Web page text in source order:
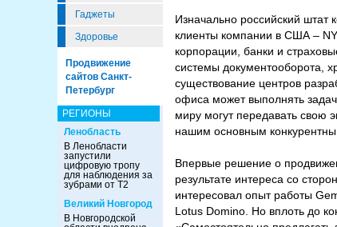
Гаджеты
Здоровье
Продвижение
сайтов Санкт-
Петербург
РЕГИОНЫ
Ленобласть
В Ленобласти
запустили
цифровую тропу
для наблюдения за
зубрами от Т2
Великий Новгород
В Новгородской
Изначально российский
клиенты компании в США –
корпорации, банки и
системы документооборота,
существование центров
офиса может выполнять
миру могут передавать свою
нашим основным
Впервые решение о
результате интереса со
интересовал опыт работы
Lotus Domino. Но вплоть до